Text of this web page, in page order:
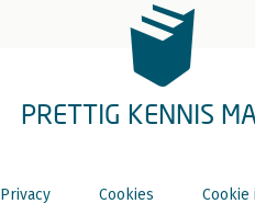
PRETTIG KENNIS
Privacy Cookies